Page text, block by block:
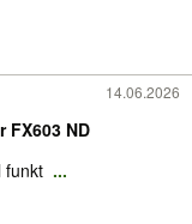
14.06.2026
FX603 ND
funkt ...